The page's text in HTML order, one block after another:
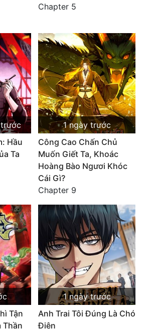
Chapter 5
Hầu
Ta
1 ngày trước
Công Cao Chấn Chủ
Muốn Giết Ta, Khoác
Hoàng Bào Ngươi Khóc
Cái Gì?
Chapter 9
Tận
Thần
1 ngày trước
Anh Trai Tôi Đúng Là Chó
Điên